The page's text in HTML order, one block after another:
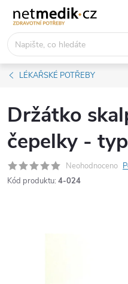
obsah
LÉKAŘSKÉ POTŘEBY
Držátko
čepelky -
Neohodnoceno
Kód produktu: 4-024